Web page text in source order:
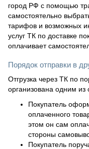
город РФ с помощью
самостоятельно
тарифов и возможных
услуг ТК по доставке
оплачивает
Порядок отправки в
Отгрузка через ТК по
организована одним
Покупатель
оплаченного
этом он сам
стороны
Покупатель